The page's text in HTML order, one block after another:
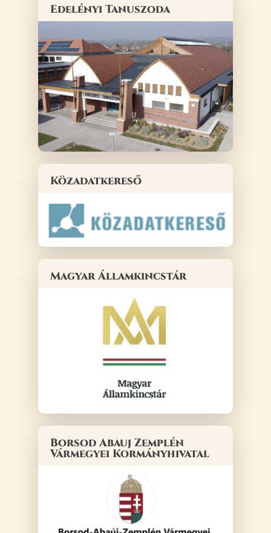
Edelényi Tanuszoda
Közadatkereső
Magyar Államkincstár
Borsod Abauj Zemplén
Vármegyei Kormányhivatal